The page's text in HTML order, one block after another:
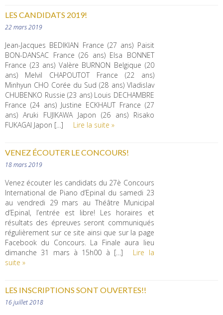
LES CANDIDATS 2019!
22 mars 2019
Jean-Jacques BEDIKIAN France (27 ans) Paisit
BON-DANSAC France (26 ans) Elsa BONNET
France (23 ans) Valère BURNON Belgique (20
ans) Melvil CHAPOUTOT France (22 ans)
Minhyun CHO Corée du Sud (28 ans) Vladislav
CHUBENKO Russie (23 ans) Louis DECHAMBRE
France (24 ans) Justine ECKHAUT France (27
ans) Aruki FUJIKAWA Japon (26 ans) Risako
FUKAGAI Japon […]
Lire la suite »
VENEZ ÉCOUTER LE CONCOURS!
18 mars 2019
Venez écouter les candidats du 27è Concours
International de Piano d’Epinal du samedi 23
au vendredi 29 mars au Théâtre Municipal
d’Epinal, l’entrée est libre! Les horaires et
résultats des épreuves seront communiqués
régulièrement sur ce site ainsi que sur la page
Facebook du Concours. La Finale aura lieu
dimanche 31 mars à 15h00 à […]
Lire la
suite »
LES INSCRIPTIONS SONT OUVERTES!!
16 juillet 2018